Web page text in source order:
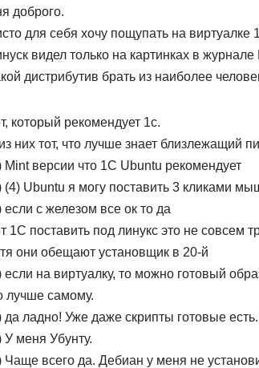
доброго.
для себя хочу пощупать на виртуалке
видел только на картинках в
дистрибутив брать из наиболее
который рекомендует 1с.
них тот, что лучше знает близлежащий
Mint версии что 1С Ubuntu рекомендует
(4) Ubuntu я могу поставить 3 кликами
если с железом все ок то да
1С поставить под линукс это не совсем
они обещают установщик в 20-й
если на виртуалку, то можно готовый
лучше самому.
да ладно! Уже даже скрипты готовые
У меня Убунту.
Чаще всего да. Дебиан у меня не